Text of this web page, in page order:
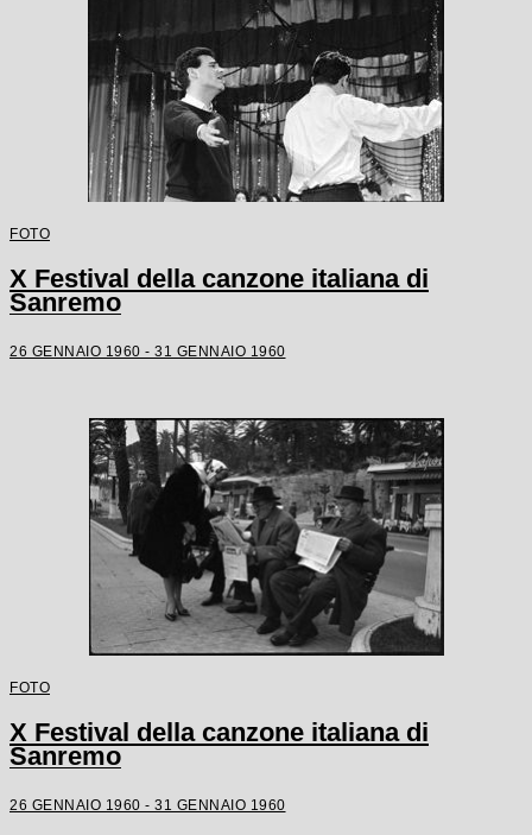
FOTO
X Festival della canzone italiana di
Sanremo
26 GENNAIO 1960 - 31 GENNAIO 1960
FOTO
X Festival della canzone italiana di
Sanremo
26 GENNAIO 1960 - 31 GENNAIO 1960